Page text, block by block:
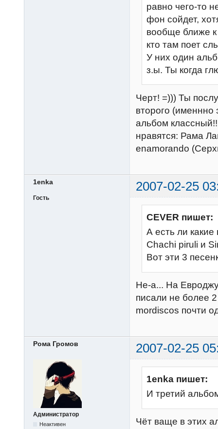
равно чего-то
фон сойдет,
вообще ближе к
кто там поет
У них один
з.ы. Ты когда
Черт! =))) Ты
второго (именнно
альбом
нравятся: Рама
enamorando
1enka 2007-02-25
Гость
CEVER пишет:
А есть ли
Chachi piruli и
Вот эти 3
Не-а... На
писали не более
mordiscos почти
Рома Громов 2007-02-25
Администратор
Неактивен
1enka пишет:
И третий
Чёт ваще в этих